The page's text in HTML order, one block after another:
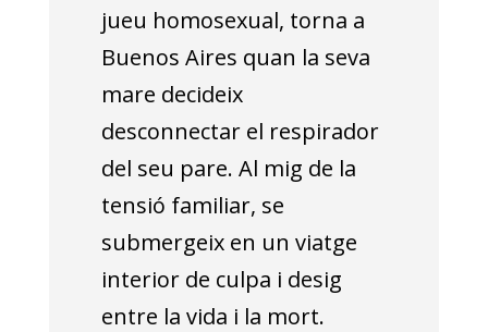
jueu homosexual, torna a
Buenos Aires quan la seva
mare decideix
desconnectar el respirador
del seu pare. Al mig de la
tensió familiar, se
submergeix en un viatge
interior de culpa i desig
entre la vida i la mort.